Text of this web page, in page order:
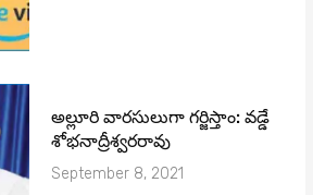
అల్లూరి వారసులుగా గర్జిస్తాం: వడ్డే
శోభనాద్రీశ్వరరావు
September 8, 2021